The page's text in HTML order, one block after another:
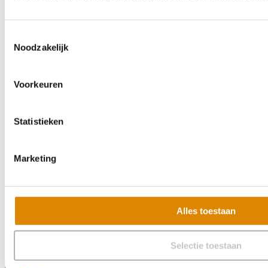
Noodzakelijk
Voorkeuren
Statistieken
Marketing
Alles toestaan
Selectie toestaan